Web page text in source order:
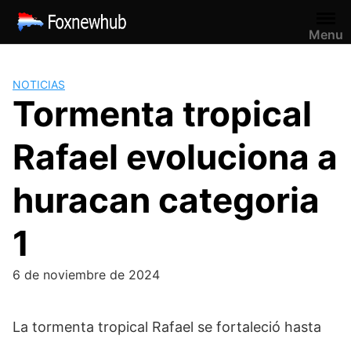
Saltar
contenido
Menu
NOTICIAS
Tormenta tropical
Rafael evoluciona a
huracan categoria
1
6 de noviembre de 2024
La tormenta tropical Rafael se fortaleció hasta